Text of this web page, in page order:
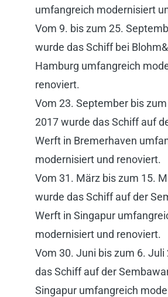
umfangreich modernisiert
Vom 9. bis zum 25.
wurde das Schiff bei
Hamburg umfangreich
renoviert.
Vom 23. September bis
2017 wurde das Schiff auf
Werft in Bremerhaven
modernisiert und renoviert.
Vom 31. März bis zum 15.
wurde das Schiff auf der
Werft in Singapur
modernisiert und renoviert.
Vom 30. Juni bis zum 6. Juli
das Schiff auf der
Singapur umfangreich